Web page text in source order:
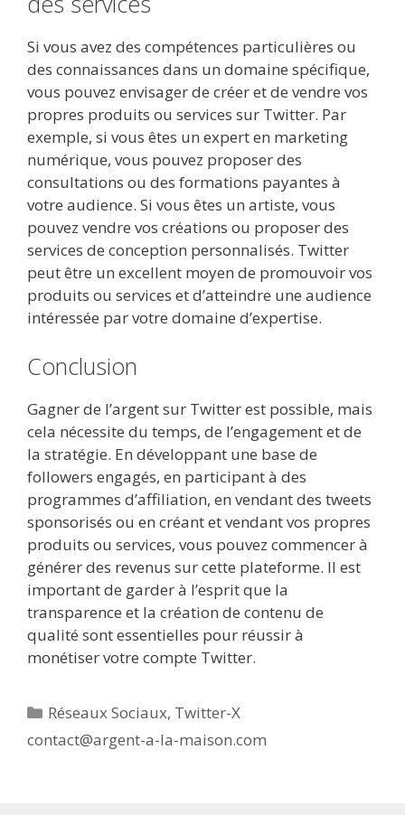
Si vous avez des compétences particulières ou
des connaissances dans un domaine spécifique,
vous pouvez envisager de créer et de vendre vos
propres produits ou services sur Twitter. Par
exemple, si vous êtes un expert en marketing
numérique, vous pouvez proposer des
consultations ou des formations payantes à
votre audience. Si vous êtes un artiste, vous
pouvez vendre vos créations ou proposer des
services de conception personnalisés. Twitter
peut être un excellent moyen de promouvoir vos
produits ou services et d’atteindre une audience
intéressée par votre domaine d’expertise.
Conclusion
Gagner de l’argent sur Twitter est possible, mais
cela nécessite du temps, de l’engagement et de
la stratégie. En développant une base de
followers engagés, en participant à des
programmes d’affiliation, en vendant des tweets
sponsorisés ou en créant et vendant vos propres
produits ou services, vous pouvez commencer à
générer des revenus sur cette plateforme. Il est
important de garder à l’esprit que la
transparence et la création de contenu de
qualité sont essentielles pour réussir à
monétiser votre compte Twitter.
Catégories
Réseaux Sociaux, Twitter-X
contact@argent-a-la-maison.com